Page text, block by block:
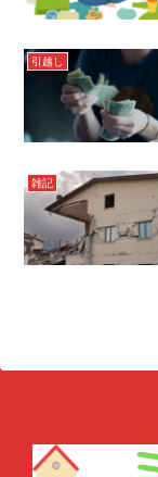
引越し
雑記